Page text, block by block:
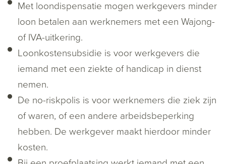
Met loondispensatie mogen werkgevers minder
loon betalen aan werknemers met een Wajong-
of IVA-uitkering.
Loonkostensubsidie is voor werkgevers die
iemand met een ziekte of handicap in dienst
nemen.
De no-riskpolis is voor werknemers die ziek zijn
of waren, of een andere arbeidsbeperking
hebben. De werkgever maakt hierdoor minder
kosten.